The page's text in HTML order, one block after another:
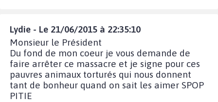
Lydie - Le 21/06/2015 à 22:35:10
Monsieur le Président
Du fond de mon coeur je vous demande de
faire arrêter ce massacre et je signe pour ces
pauvres animaux torturés qui nous donnent
tant de bonheur quand on sait les aimer SPOP
PITIE